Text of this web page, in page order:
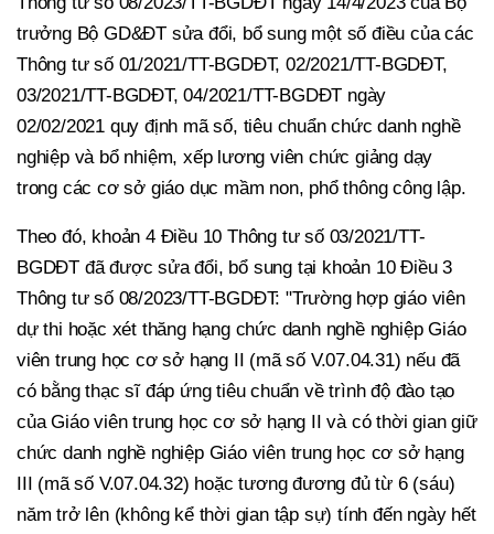
trưởng Bộ GD&ĐT sửa đổi, bổ sung một số điều của các
Thông tư số 01/2021/TT-BGDĐT, 02/2021/TT-BGDĐT,
03/2021/TT-BGDĐT, 04/2021/TT-BGDĐT ngày
02/02/2021 quy định mã số, tiêu chuẩn chức danh nghề
nghiệp và bổ nhiệm, xếp lương viên chức giảng dạy
trong các cơ sở giáo dục mầm non, phổ thông công lập.
Theo đó, khoản 4 Điều 10 Thông tư số 03/2021/TT-
BGDĐT đã được sửa đổi, bổ sung tại khoản 10 Điều 3
Thông tư số 08/2023/TT-BGDĐT: "Trường hợp giáo viên
dự thi hoặc xét thăng hạng chức danh nghề nghiệp Giáo
viên trung học cơ sở hạng II (mã số V.07.04.31) nếu đã
có bằng thạc sĩ đáp ứng tiêu chuẩn về trình độ đào tạo
của Giáo viên trung học cơ sở hạng II và có thời gian giữ
chức danh nghề nghiệp Giáo viên trung học cơ sở hạng
III (mã số V.07.04.32) hoặc tương đương đủ từ 6 (sáu)
năm trở lên (không kể thời gian tập sự) tính đến ngày hết